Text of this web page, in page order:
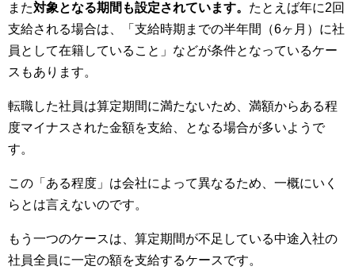
また対象となる期間も設定されています。 たとえば年に2回
支給される場合は、「支給時期までの半年間（6ヶ月）に社
員として在籍していること」などが条件となっているケー
スもあります。
転職した社員は算定期間に満たないため、満額からある程
度マイナスされた金額を支給、となる場合が多いようで
す。
この「ある程度」は会社によって異なるため、一概にいく
らとは言えないのです。
もう一つのケースは、算定期間が不足している中途入社の
社員全員に一定の額を支給するケースです。